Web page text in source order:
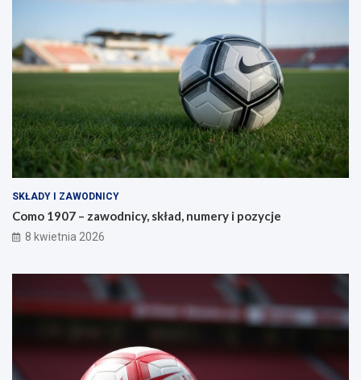
SKŁADY I ZAWODNICY
Como 1907 – zawodnicy, skład, numery i pozycje
8 kwietnia 2026